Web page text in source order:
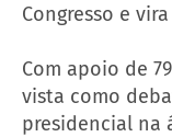
Congresso e
Com apoio de
vista como
presidencial na